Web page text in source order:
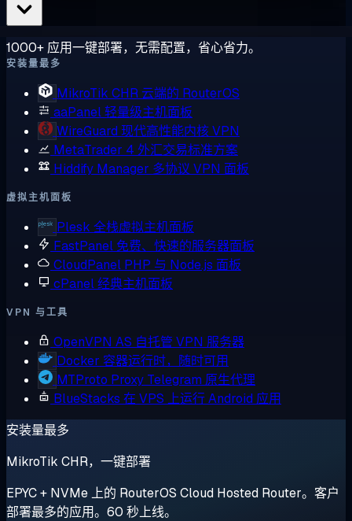
1000+ 应用一键部署，无需配置，省心省力。
安装量最多
MikroTik CHR 云端的 RouterOS
aaPanel轻量级主机面板
WireGuard 现代高性能内核 VPN
MetaTrader 4 外汇交易标准方案
Hiddify Manager 多协议 VPN 面板
虚拟主机面板
Plesk 全栈虚拟主机面板
FastPanel 免费、快速的服务器面板
CloudPanel PHP 与 Node.js 面板
cPanel经典主机面板
VPN 与工具
OpenVPN AS 自托管 VPN 服务器
Docker 容器运行时，随时可用
MTProto Proxy Telegram 原生代理
BlueStacks 在 VPS 上运行 Android 应用
安装量最多
MikroTik CHR，一键部署
EPYC + NVMe 上的 RouterOS Cloud Hosted Router。客户
部署最多的应用。60 秒上线。